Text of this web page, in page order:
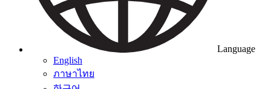
Language
English
ภาษาไทย